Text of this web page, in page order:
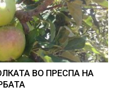
ВО ПРЕСПА НА